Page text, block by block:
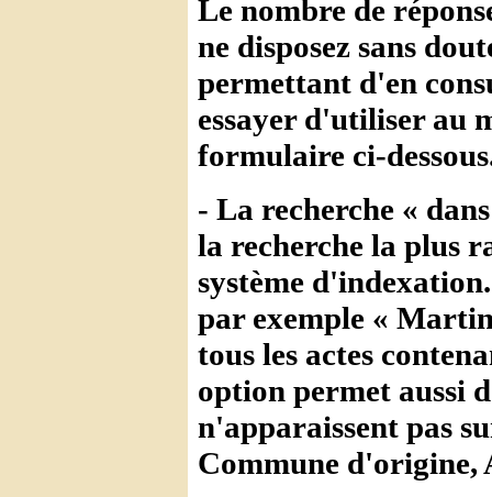
Le nombre de
ne disposez sans
permettant d'en
essayer d'utiliser au
formulaire ci-
- La recherche «
la recherche la plus
système
par exemple «
tous les actes
option permet aussi
n'apparaissent pas
Commune d'origine,